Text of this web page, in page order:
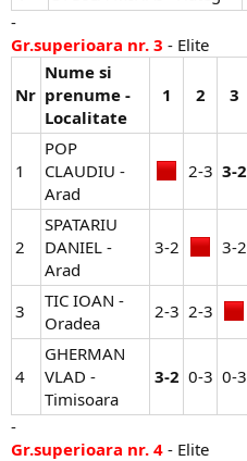
-
Gr.superioara nr. 3 - Elite
Nr
Nume si
prenume -
Localitate
1 2 3
1
POP
CLAUDIU -
Arad
2-3​ 3-2
2
SPATARIU
DANIEL -
Arad
3-2​ 3-2​
3
TIC IOAN -
Oradea
2-3​ 2-3​
4
GHERMAN
VLAD -
Timisoara
3-2 0-3​ 0-3​
-
Gr.superioara nr. 4 - Elite